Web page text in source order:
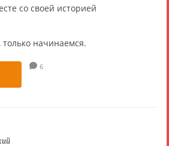
со своей историей
начинаемся.
6